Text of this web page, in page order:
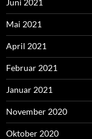
Juni 2021
Mai 2021
April 2021
Februar 2021
Januar 2021
November 2020
Oktober 2020